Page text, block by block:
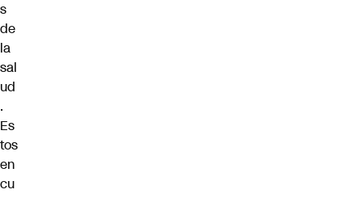
s
de
la
sal
ud
.
Es
tos
en
cu